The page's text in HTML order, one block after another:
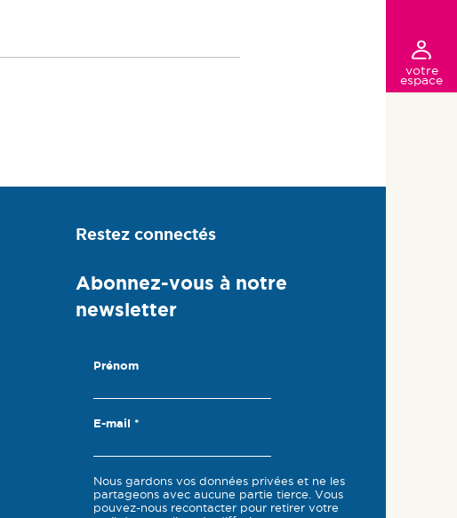
votre
espace
Restez connectés
Abonnez-vous à notre
newsletter
Prénom
E-mail *
Nous gardons vos données privées et ne les
partageons avec aucune partie tierce. Vous
pouvez-nous recontacter pour retirer votre